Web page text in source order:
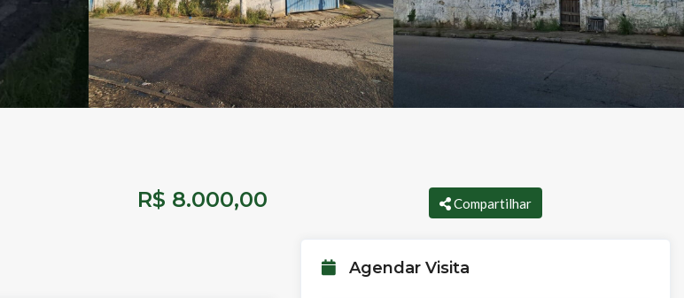
R$ 8.000,00 Compartilhar
Agendar Visita